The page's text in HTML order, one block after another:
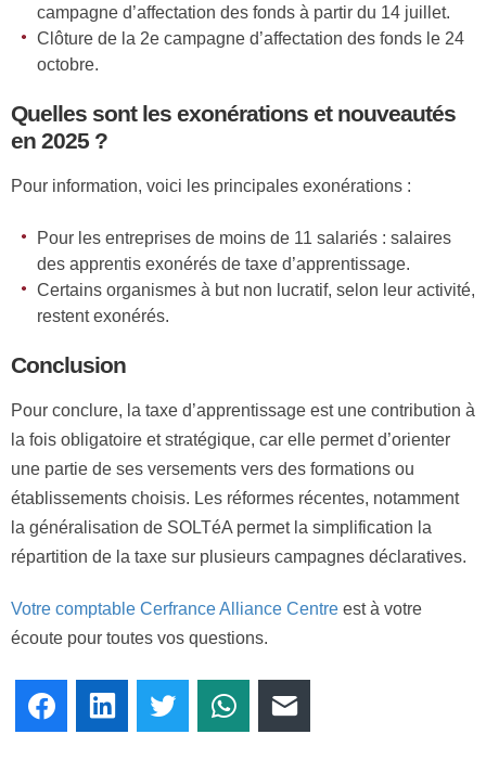
campagne d’affectation des fonds à partir du 14 juillet.
Clôture de la 2e campagne d’affectation des fonds le 24
octobre.
Quelles sont les exonérations et nouveautés
en 2025 ?
Pour information, voici les principales exonérations :
Pour les entreprises de moins de 11 salariés : salaires
des apprentis exonérés de taxe d’apprentissage.
Certains organismes à but non lucratif, selon leur activité,
restent exonérés.
Conclusion
Pour conclure, la taxe d’apprentissage est une contribution à
la fois obligatoire et stratégique, car elle permet d’orienter
une partie de ses versements vers des formations ou
établissements choisis. Les réformes récentes, notamment
la généralisation de SOLTéA permet la simplification la
répartition de la taxe sur plusieurs campagnes déclaratives.
Votre comptable Cerfrance Alliance Centre est à votre
écoute pour toutes vos questions.
FacebookLinkedInTwitter WhatsApp